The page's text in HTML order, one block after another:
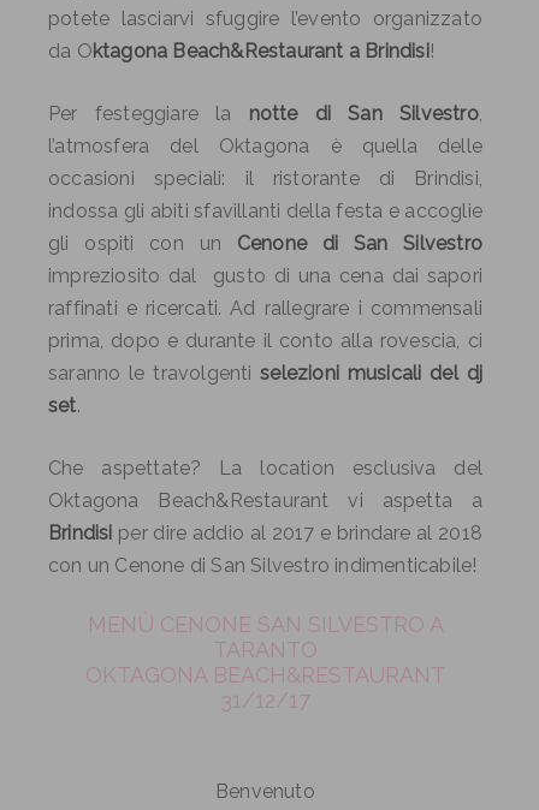
potete lasciarvi sfuggire l’evento organizzato
da Oktagona Beach&Restaurant a Brindisi!
Per festeggiare la notte di San Silvestro,
l’atmosfera del Oktagona è quella delle
occasioni speciali: il ristorante di Brindisi,
indossa gli abiti sfavillanti della festa e accoglie
gli ospiti con un Cenone di San Silvestro
impreziosito dal gusto di una cena dai sapori
raffinati e ricercati. Ad rallegrare i commensali
prima, dopo e durante il conto alla rovescia, ci
saranno le travolgentiselezioni musicali del dj
set.
Che aspettate? La location esclusiva del
Oktagona Beach&Restaurant vi aspetta a
Brindisi per dire addio al 2017 e brindare al 2018
con un Cenone di San Silvestro indimenticabile!
MENÙ CENONE SAN SILVESTRO A
TARANTO
OKTAGONA BEACH&RESTAURANT
31/12/17
Benvenuto